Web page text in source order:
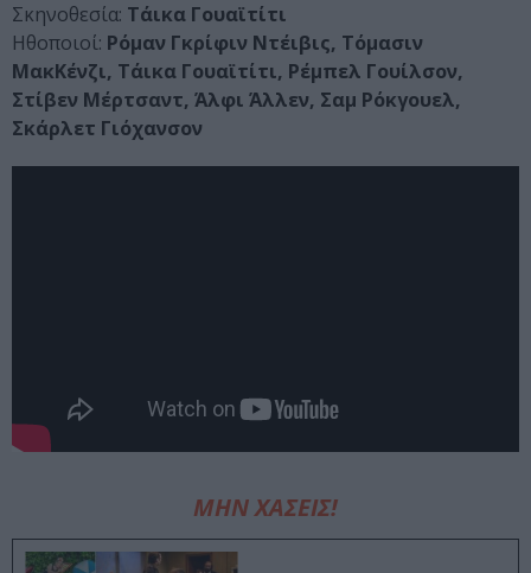
Σκηνοθεσία: Τάικα Γουαϊτίτι
Ηθοποιοί: Ρόμαν Γκρίφιν Ντέιβις, Τόμασιν
ΜακΚένζι, Τάικα Γουαϊτίτι, Ρέμπελ Γουίλσον,
Στίβεν Μέρτσαντ, Άλφι Άλλεν, Σαμ Ρόκγουελ,
Σκάρλετ Γιόχανσον
ΜΗΝ ΧΑΣΕΙΣ!